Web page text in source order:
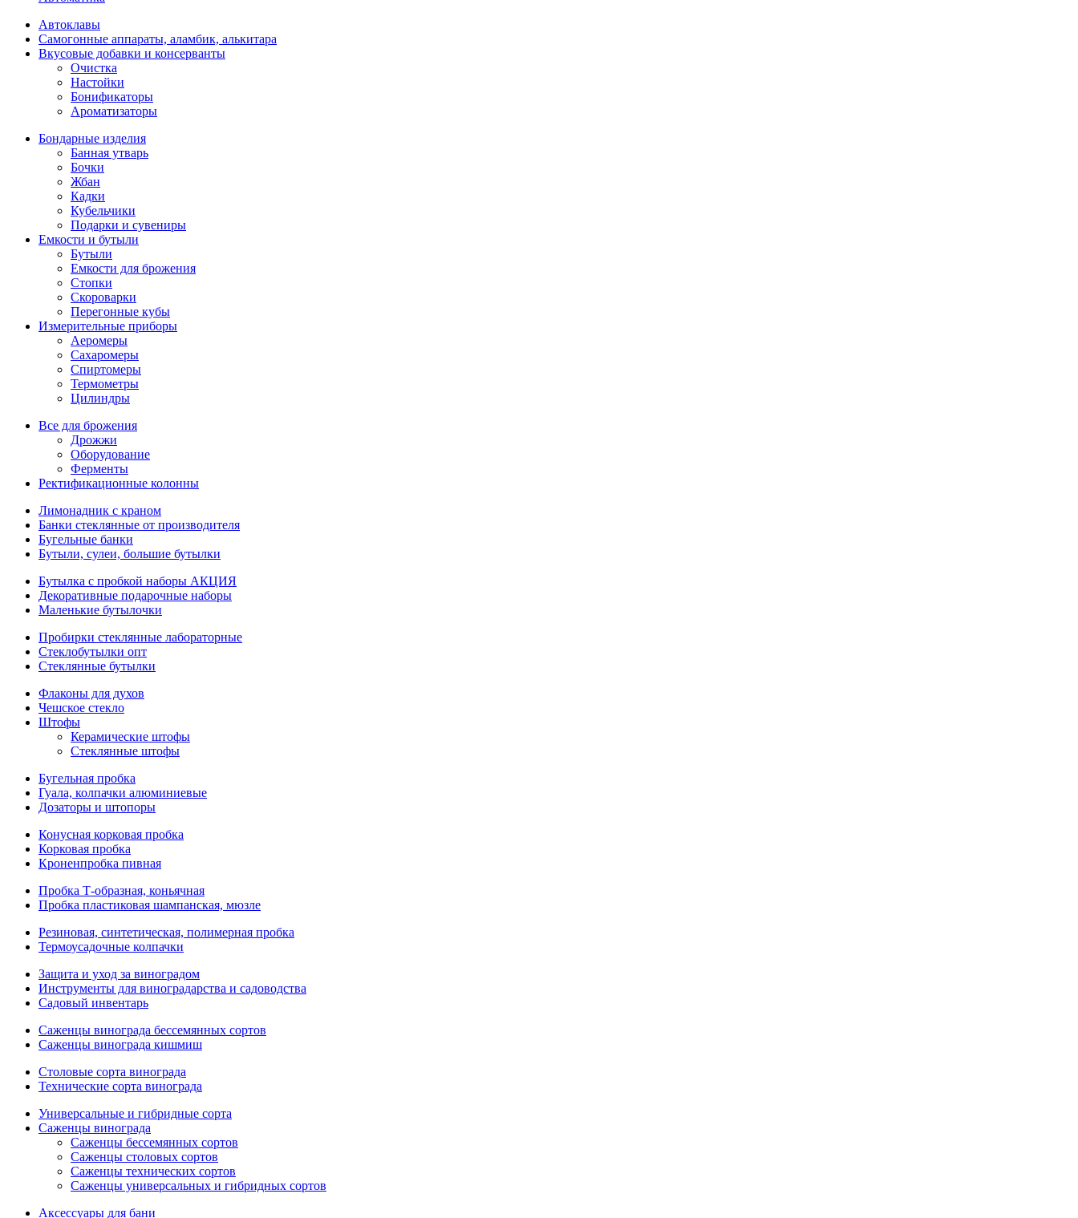
Автоклавы
Самогонные аппараты, аламбик, алькитара
Вкусовые добавки и консерванты
Очистка
Настойки
Бонификаторы
Ароматизаторы
Бондарные изделия
Банная утварь
Бочки
Жбан
Кадки
Кубельчики
Подарки и сувениры
Емкости и бутыли
Бутыли
Емкости для брожения
Стопки
Скороварки
Перегонные кубы
Измерительные приборы
Аеромеры
Сахаромеры
Спиртомеры
Термометры
Цилиндры
Все для брожения
Дрожжи
Оборудование
Ферменты
Ректификационные колонны
Лимонадник с краном
Банки стеклянные от производителя
Бугельные банки
Бутыли, сулеи, большие бутылки
Бутылка с пробкой наборы АКЦИЯ
Декоративные подарочные наборы
Маленькие бутылочки
Пробирки стеклянные лабораторные
Стеклобутылки опт
Стеклянные бутылки
Флаконы для духов
Чешское стекло
Штофы
Керамические штофы
Стеклянные штофы
Бугельная пробка
Гуала, колпачки алюминиевые
Дозаторы и штопоры
Конусная корковая пробка
Корковая пробка
Кроненпробка пивная
Пробка Т-образная, коньячная
Пробка пластиковая шампанская, мюзле
Резиновая, синтетическая, полимерная пробка
Термоусадочные колпачки
Защита и уход за виноградом
Инструменты для виноградарства и садоводства
Садовый инвентарь
Саженцы винограда бессемянных сортов
Саженцы винограда кишмиш
Столовые сорта винограда
Технические сорта винограда
Универсальные и гибридные сорта
Саженцы винограда
Саженцы бессемянных сортов
Саженцы столовых сортов
Саженцы технических сортов
Саженцы универсальных и гибридных сортов
Аксессуары для бани